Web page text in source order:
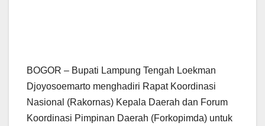
BOGOR – Bupati Lampung Tengah Loekman
Djoyosoemarto menghadiri Rapat Koordinasi
Nasional (Rakornas) Kepala Daerah dan Forum
Koordinasi Pimpinan Daerah (Forkopimda) untuk